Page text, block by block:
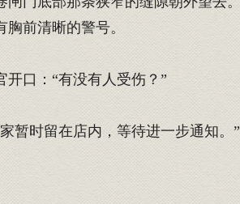
前清晰的警号。
口：“有没有人受伤？”
暂时留在店内，等待进一步通知。”